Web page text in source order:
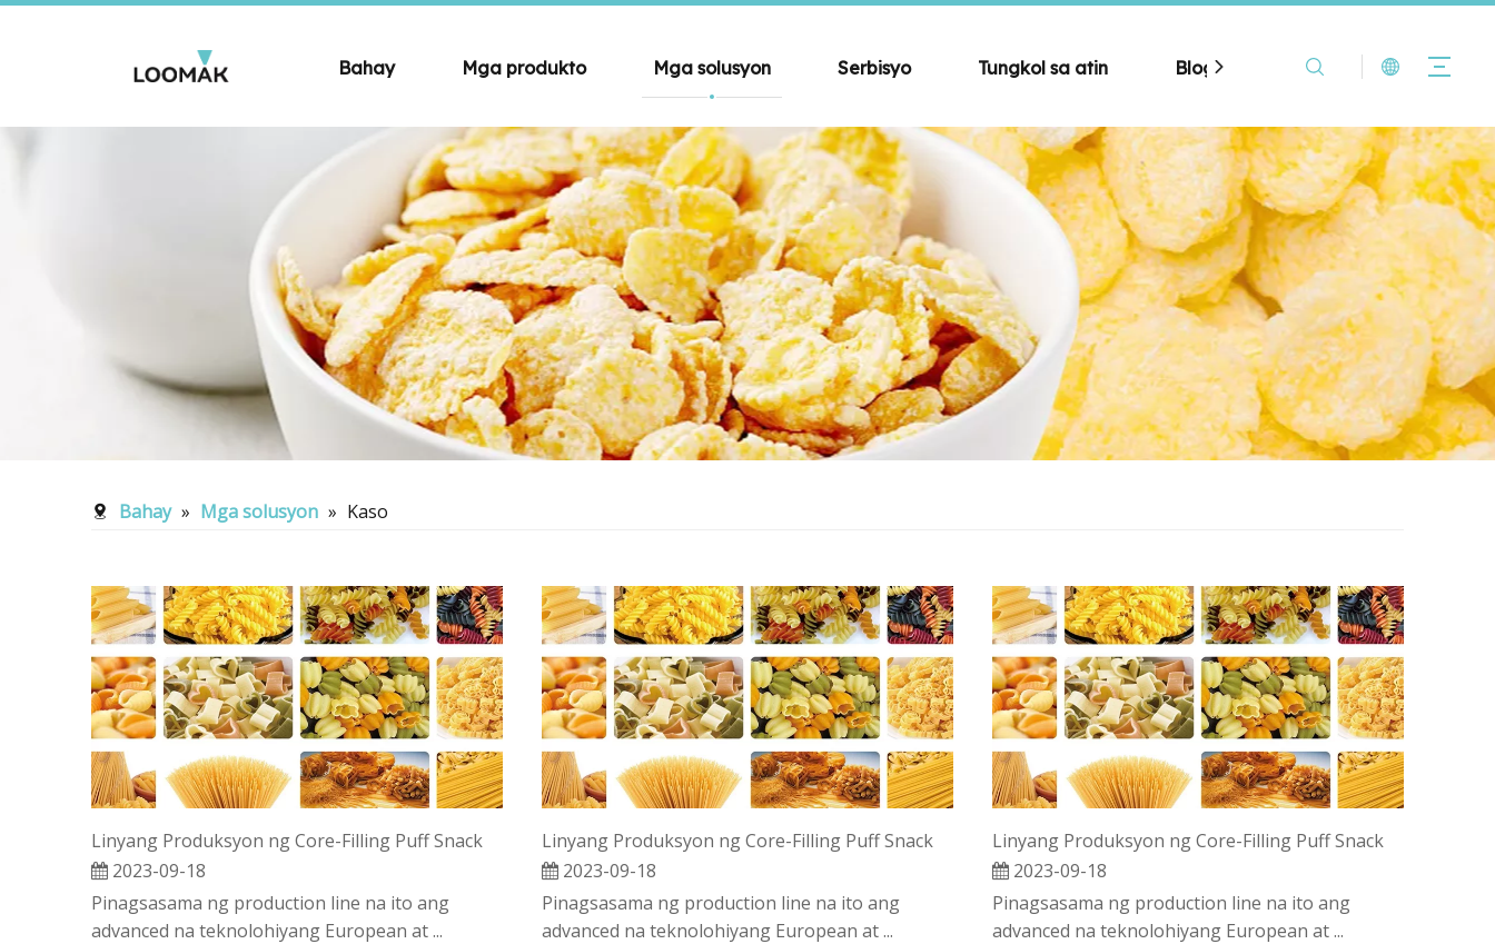
Bahay Mga produkto Mga solusyon Serbisyo Tungkol sa atin Blog Makipag-ugnayan sa
Bahay » Mga solusyon » Kaso
Linyang Produksyon ng Core-Filling Puff Snack
2023-09-18
Pinagsasama ng production line na ito ang
advanced na teknolohiyang European at ...
Linyang Produksyon ng Core-Filling Puff Snack
2023-09-18
Pinagsasama ng production line na ito ang
advanced na teknolohiyang European at ...
Linyang Produksyon ng Core-Filling Puff Snack
2023-09-18
Pinagsasama ng production line na ito ang
advanced na teknolohiyang European at ...